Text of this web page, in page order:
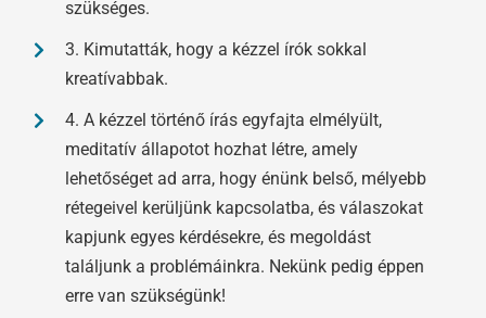
szükséges.
3. Kimutatták, hogy a kézzel írók sokkal
kreatívabbak.
4. A kézzel történő írás egyfajta elmélyült,
meditatív állapotot hozhat létre, amely
lehetőséget ad arra, hogy énünk belső, mélyebb
rétegeivel kerüljünk kapcsolatba, és válaszokat
kapjunk egyes kérdésekre, és megoldást
találjunk a problémáinkra. Nekünk pedig éppen
erre van szükségünk!